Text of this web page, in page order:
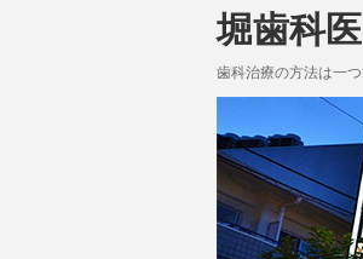
堀歯科
歯科治療の方法は一